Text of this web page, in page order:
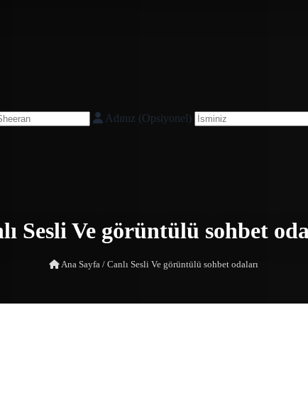
Adınız (Opsiyonel)
Sesli Ve görüntülü sohbet
Ana Sayfa /Canlı Sesli Ve görüntülü sohbet odaları